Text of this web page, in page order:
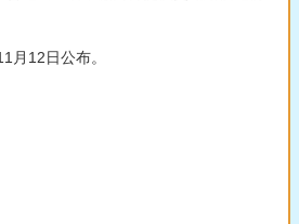
月12日公布。